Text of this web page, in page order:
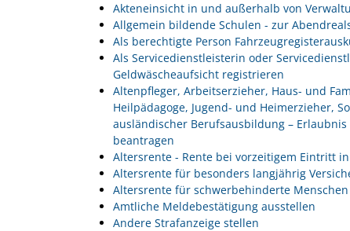
Akteneinsicht in und außerhalb von
Allgemein bildende Schulen - zur
Als berechtigte Person
Als Servicedienstleisterin oder
Geldwäscheaufsicht registrieren
Altenpfleger, Arbeitserzieher, Haus- und
Heilpädagoge, Jugend- und Heimerzieher,
ausländischer Berufsausbildung –
beantragen
Altersrente - Rente bei vorzeitigem Eintritt
Altersrente für besonders langjährig
Altersrente für schwerbehinderte
Amtliche Meldebestätigung ausstellen
Andere Strafanzeige stellen